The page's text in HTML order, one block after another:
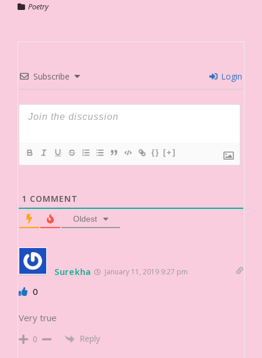
Poetry
Subscribe Login
{} [+]
1 COMMENT
Oldest
Surekha January 11, 2019 9:27 pm
0
Very true
0 Reply